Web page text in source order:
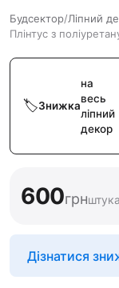
Будсектор/Ліпний
Плінтус з
Знижка
на
весь
ліпний
декор
600грнштука
Дізнатися